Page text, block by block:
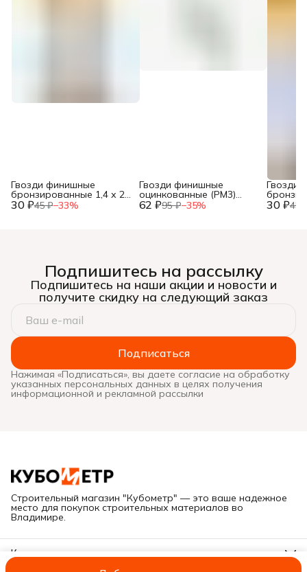
30 ₽45 ₽−33%
Гвозди финишные
бронзированные 1,4 х 25
(фасовка 30 шт.) 62 ₽95 ₽−35%
Гвозди финишные
оцинкованные (РМ3)
1,8х40 120 гр. (фасовка) 30 ₽45
Гвозди
Подпишитесь на рассылку
Подпишитесь на наши акции и новости и
получите скидку на следующий заказ
Подписаться
Нажимая «Подписаться», вы даете согласие на обработку
указанных персональных данных в целях получения
информационной и рекламной рассылки
Строительный магазин "Кубометр" — это ваше надежное
место для покупок строительных материалов во
Владимире.
Контакты